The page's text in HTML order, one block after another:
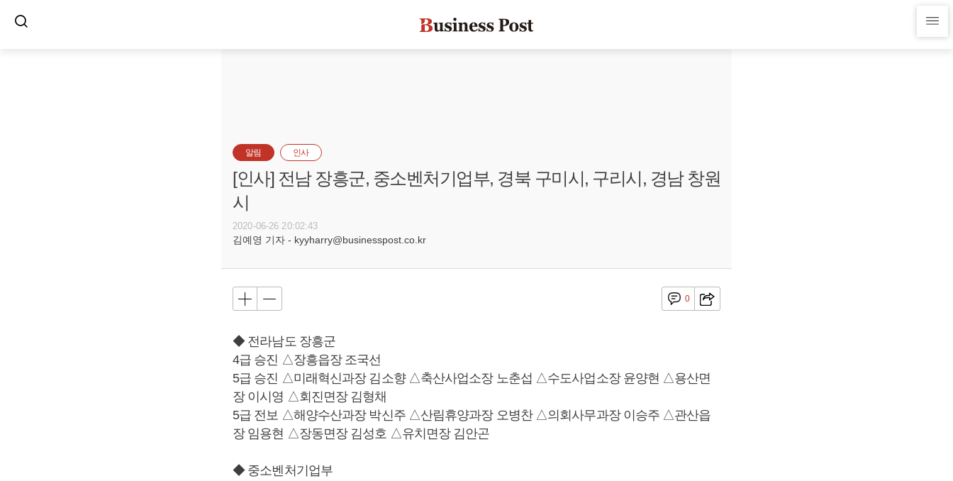
알림 인사
[인사] 전남 장흥군, 중소벤처기업부, 경북 구미시, 구리시, 경남 창원
시
2020-06-26 20:02:43
김예영 기자 - kyyharry@businesspost.co.kr
0
◆ 전라남도 장흥군
4급 승진 △장흥읍장 조국선
5급 승진 △미래혁신과장 김소향 △축산사업소장 노춘섭 △수도사업소장 윤양현 △용산면
장 이시영 △회진면장 김형채
5급 전보 △해양수산과장 박신주 △산림휴양과장 오병찬 △의회사무과장 이승주 △관산읍
장 임용현 △장동면장 김성호 △유치면장 김안곤
◆ 중소벤처기업부